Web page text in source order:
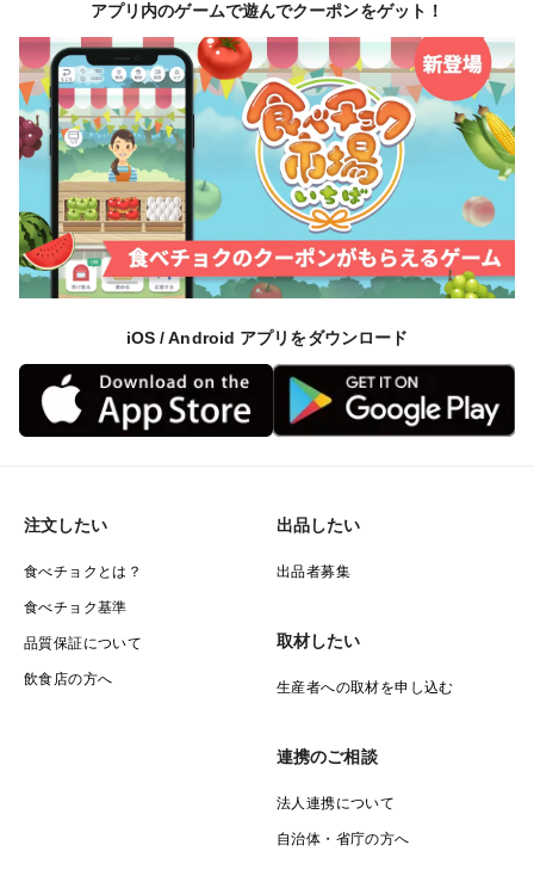
アプリ内のゲームで遊んでクーポンをゲット！
iOS / Android アプリをダウンロード
注文したい
食べチョクとは？
食べチョク基準
品質保証について
飲食店の方へ
出品したい
出品者募集
取材したい
生産者への取材を申し込む
連携のご相談
法人連携について
自治体・省庁の方へ